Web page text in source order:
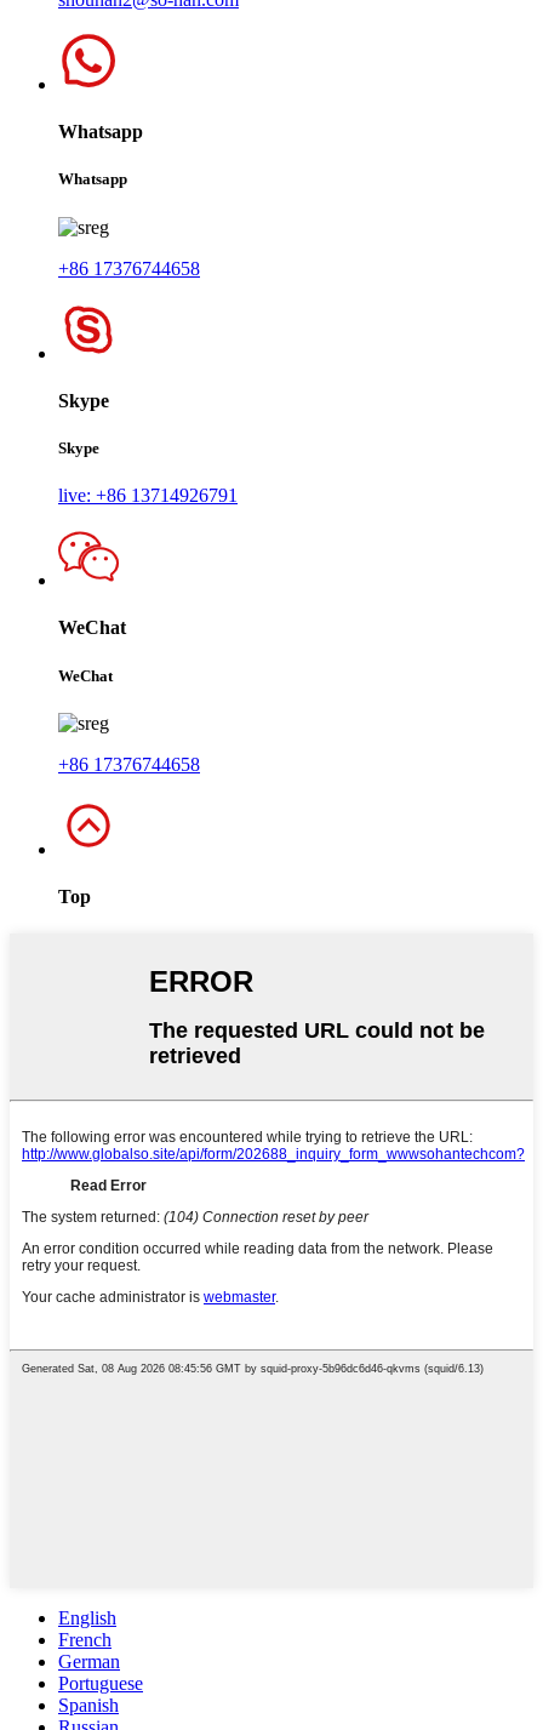
Whatsapp
Whatsapp
+86 17376744658
Skype
Skype
live: +86 13714926791
WeChat
WeChat
+86 17376744658
Top
English
French
German
Portuguese
Spanish